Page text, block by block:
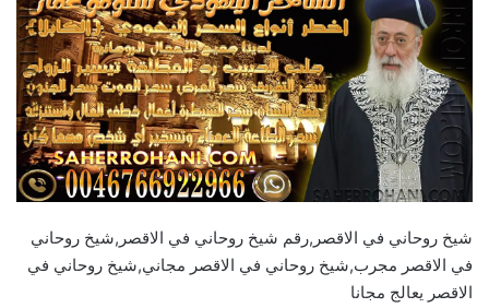
شيخ روحاني في الاقصر,رقم شيخ روحاني في الاقصر,شيخ روحاني
في الاقصر مجرب,شيخ روحاني في الاقصر مجاني,شيخ روحاني في
الاقصر يعالج مجانا